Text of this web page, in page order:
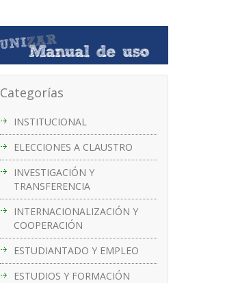
Categorías
INSTITUCIONAL
ELECCIONES A CLAUSTRO
INVESTIGACIÓN Y
TRANSFERENCIA
INTERNACIONALIZACIÓN Y
COOPERACIÓN
ESTUDIANTADO Y EMPLEO
ESTUDIOS Y FORMACIÓN